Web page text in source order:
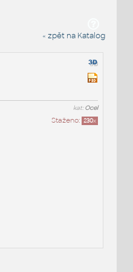
« zpět na Katalog
kat:Ocel
Staženo: 230x